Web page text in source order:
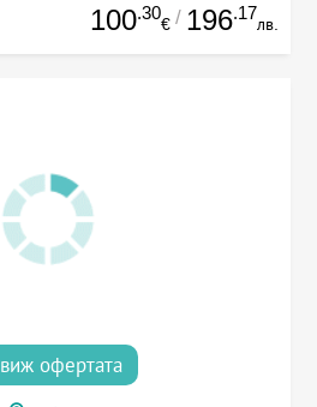
100.30
€ / 196.17
лв.
виж офертата